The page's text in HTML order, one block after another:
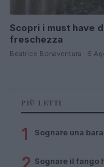
Scopri i must have
freschezza
Beatrice Bonaventura · 6
PIÙ LETTI
1 Sognare una
2 Sognare il fango